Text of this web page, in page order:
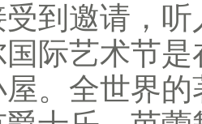
到邀请，
国际艺术节
。全世界